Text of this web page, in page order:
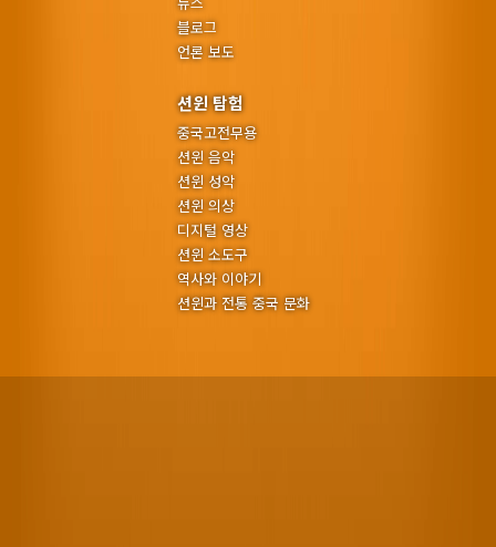
블로그
언론 보도
션윈 탐험
중국고전무용
션윈 음악
션윈 성악
션윈 의상
디지털 영상
션윈 소도구
역사와 이야기
션윈과 전통 중국 문화